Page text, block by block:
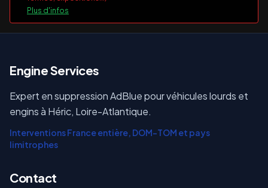
Plus d'infos
Engine Services
Expert en suppression AdBlue pour véhicules lourds et
engins à Héric, Loire-Atlantique.
Interventions France entière, DOM-TOM et pays
limitrophes
Contact